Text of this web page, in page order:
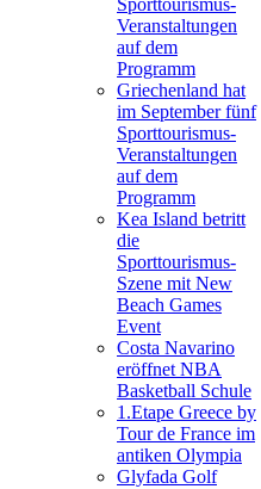
Sporttourismus-
Veranstaltungen
auf dem
Programm
Griechenland hat
im September fünf
Sporttourismus-
Veranstaltungen
auf dem
Programm
Kea Island betritt
die
Sporttourismus-
Szene mit New
Beach Games
Event
Costa Navarino
eröffnet NBA
Basketball Schule
1.Etape Greece by
Tour de France im
antiken Olympia
Glyfada Golf